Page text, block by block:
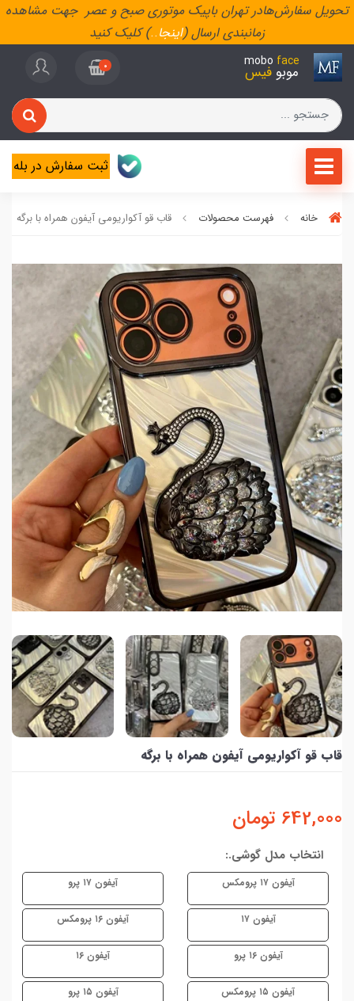
تحویل سفارش‌هادر تهران باپیک موتوری صبح و عصر جهت مشاهده
زمانبندی ارسال (اینجا..) کلیک کنید
mobo face
موبو فیس 0
ثبت سفارش در بله
خانه فهرست محصولات قاب قو آکواریومی آیفون همراه با برگه
قاب قو آکواریومی آیفون همراه با برگه
642,000 تومان
انتخاب مدل گوشی.:
آیفون ۱۷ پرومکس آیفون ۱۷ پرو
آیفون ۱۷ آیفون ۱۶ پرومکس
آیفون ۱۶ پرو آیفون ۱۶
آیفون ۱۵ پرومکس آیفون ۱۵ پرو